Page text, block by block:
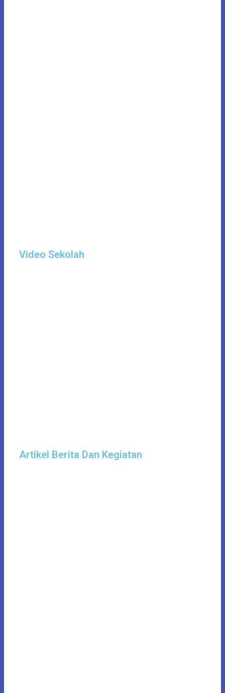
Video Sekolah
Artikel Berita Dan Kegiatan